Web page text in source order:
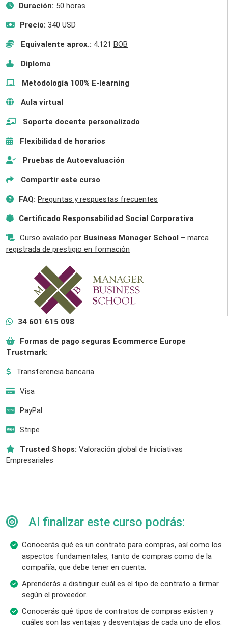
Duración: 50 horas
Precio: 340 USD
Equivalente aprox.: 4.121 BOB
Diploma
Metodología 100% E-learning
Aula virtual
Soporte docente personalizado
Flexibilidad de horarios
Pruebas de Autoevaluación
Compartir este curso
FAQ: Preguntas y respuestas frecuentes
Certificado Responsabilidad Social Corporativa
Curso avalado por Business Manager School – marca
registrada de prestigio en formación
34 601 615 098
Formas de pago seguras Ecommerce Europe
Trustmark:
Transferencia bancaria
Visa
PayPal
Stripe
Trusted Shops: Valoración global de Iniciativas
Empresariales
Al finalizar este curso podrás:
Conocerás qué es un contrato para compras, así como los
aspectos fundamentales, tanto de compras como de la
compañía, que debe tener en cuenta.
Aprenderás a distinguir cuál es el tipo de contrato a firmar
según el proveedor.
Conocerás qué tipos de contratos de compras existen y
cuáles son las ventajas y desventajas de cada uno de ellos.